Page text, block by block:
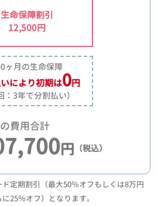
生命保障割引
12,500円
ヶ月の生命保障
により初期は0円
：3年で分割払い）
費用合計
円 （税込）
定期割引（最大50％オフもしくは8万円
25％オフ）となります。